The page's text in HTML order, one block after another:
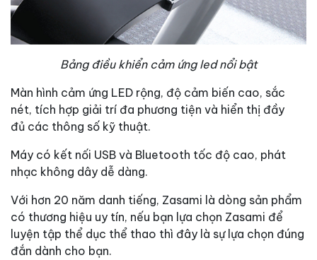
Bảng điều khiển cảm ứng led nổi bật
Màn hình cảm ứng LED rộng, độ cảm biến cao, sắc
nét, tích hợp giải trí đa phương tiện và hiển thị đầy
đủ các thông số kỹ thuật.
Máy có kết nối USB và Bluetooth tốc độ cao, phát
nhạc không dây dễ dàng.
Với hơn 20 năm danh tiếng, Zasami là dòng sản phẩm
có thương hiệu uy tín, nếu bạn lựa chọn Zasami để
luyện tập thể dục thể thao thì đây là sự lựa chọn đúng
đắn dành cho bạn.